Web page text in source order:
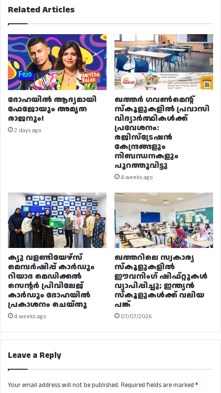
Related Articles
ദോഹയിൽ ആദ്യമായി
ഫേജോയും അമൃത
രാജനും!
2 days ago
ഖത്തർ ഗവൺമെന്റ്
സ്കൂളുകളിൽ പ്രവാസി
വിദ്യാർത്ഥികൾക്ക്
പ്രവേശനം:
രജിസ്ട്രേഷൻ
കേന്ദ്രങ്ങളും
നിബന്ധനകളും
പുറത്തുവിട്ടു
4 weeks ago
ക്യു വളണ്ടിയേഴ്‌സ്
മെമ്പർഷിപ്പ് കാർഡും
റിയാദ മെഡിക്കൽ
സെന്റർ പ്രിവിലേജ്
കാർഡും ദോഹയിൽ
പ്രകാശനം ചെയ്തു
4 weeks ago
ഖത്തറിലെ സ്വകാര്യ
സ്കൂളുകളിൽ
ഈവനിംഗ് ഷിഫ്റ്റുകൾ
വ്യാപിപ്പിച്ചു; ഇന്ത്യൻ
സ്കൂളുകൾക്ക് വലിയ
പങ്ക്
07/07/2026
Leave a Reply
Your email address will not be published. Required fields are marked *